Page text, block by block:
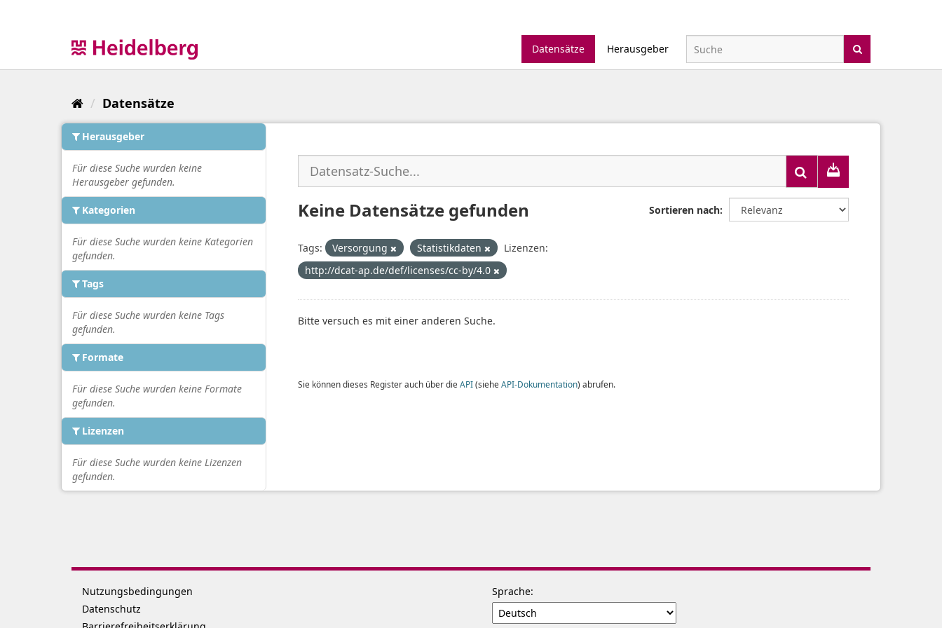
Datensätze
Herausgeber
Datensätze
Herausgeber
Für diese Suche wurden keine
Herausgeber gefunden.
Kategorien
Für diese Suche wurden keine Kategorien
gefunden.
Tags
Für diese Suche wurden keine Tags
gefunden.
Formate
Für diese Suche wurden keine Formate
gefunden.
Lizenzen
Für diese Suche wurden keine Lizenzen
gefunden.
Sortieren nach
Keine Datensätze gefunden
Tags: Versorgung Statistikdaten
Lizenzen:
http://dcat-ap.de/def/licenses/cc-by/4.0
Bitte versuch es mit einer anderen Suche.
Sie können dieses Register auch über die API(siehe API-Dokumentation) abrufen.
Nutzungsbedingungen
Datenschutz
Sprache